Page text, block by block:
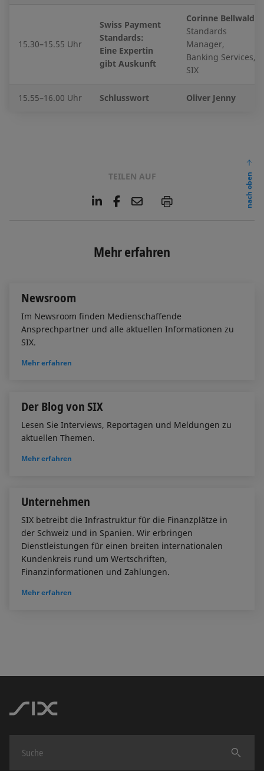
15.30–15.55 Uhr
Swiss Payment
Standards:
Eine Expertin
gibt Auskunft
Corinne Bellwald
Standards
Manager,
Banking Services,
SIX
15.55–16.00 Uhr Schlusswort Oliver Jenny
TEILEN AUF
L
e
d
F
o
E
l
P
nach oben
Mehr erfahren
Newsroom
Im Newsroom finden Medienschaffende
Ansprechpartner und alle aktuellen Informationen zu
SIX.
Mehr erfahren
Der Blog von SIX
Lesen Sie Interviews, Reportagen und Meldungen zu
aktuellen Themen.
Mehr erfahren
Unternehmen
SIX betreibt die Infrastruktur für die Finanzplätze in
der Schweiz und in Spanien. Wir erbringen
Dienstleistungen für einen breiten internationalen
Kundenkreis rund um Wertschriften,
Finanzinformationen und Zahlungen.
Mehr erfahren
Finden